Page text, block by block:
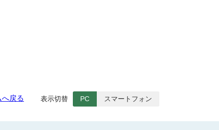
へ戻る 表示切替 PC スマートフォン